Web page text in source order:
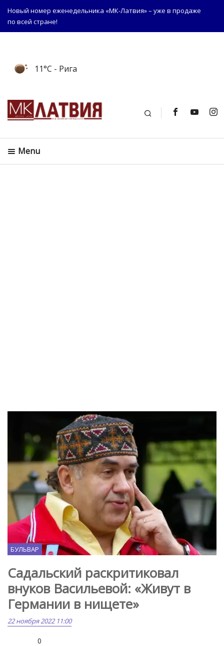
Новый номер еженедельника «МК-Латвия» – уже в продаже
по всей стране!
11°C - Рига
Поиск
Menu
БУЛЬВАР
Садальский раскритиковал
внуков Васильевой: «Живут в
Германии в нищете»
22 ноября 2022 11:00
0